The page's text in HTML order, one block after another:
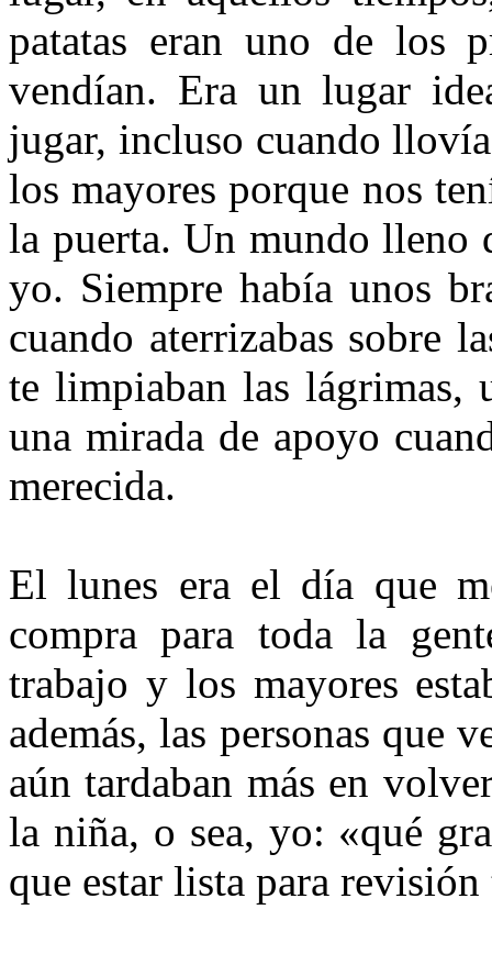
patatas eran uno de los
vendían. Era un lugar
jugar, incluso cuando
los mayores porque nos
la puerta. Un mundo lleno
yo. Siempre había unos
cuando aterrizabas sobre
te limpiaban las lágrimas,
una mirada de apoyo
merecida.
El lunes era el día que
compra para toda la
trabajo y los mayores
además, las personas que
aún tardaban más en
la niña, o sea, yo: «qué
que estar lista para